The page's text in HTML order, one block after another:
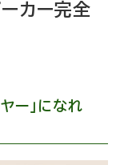
ーカー完全
ー」になれ